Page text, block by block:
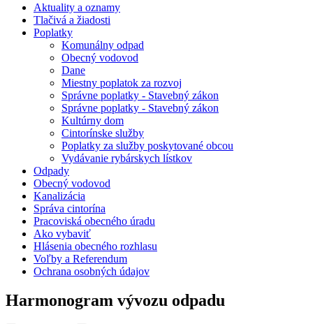
Aktuality a oznamy
Tlačivá a žiadosti
Poplatky
Komunálny odpad
Obecný vodovod
Dane
Miestny poplatok za rozvoj
Správne poplatky - Stavebný zákon
Správne poplatky - Stavebný zákon
Kultúrny dom
Cintorínske služby
Poplatky za služby poskytované obcou
Vydávanie rybárskych lístkov
Odpady
Obecný vodovod
Kanalizácia
Správa cintorína
Pracoviská obecného úradu
Ako vybaviť
Hlásenia obecného rozhlasu
Voľby a Referendum
Ochrana osobných údajov
Harmonogram vývozu odpadu